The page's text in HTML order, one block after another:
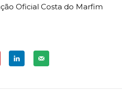
Oficial Costa do Marfim